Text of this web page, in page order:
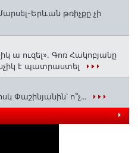
Երևան թռիչքը չի
ա ուզել». Գոռ Հակոբյանը
է պատրաստել
Փաշինյանին՝ ո՞չ․․․